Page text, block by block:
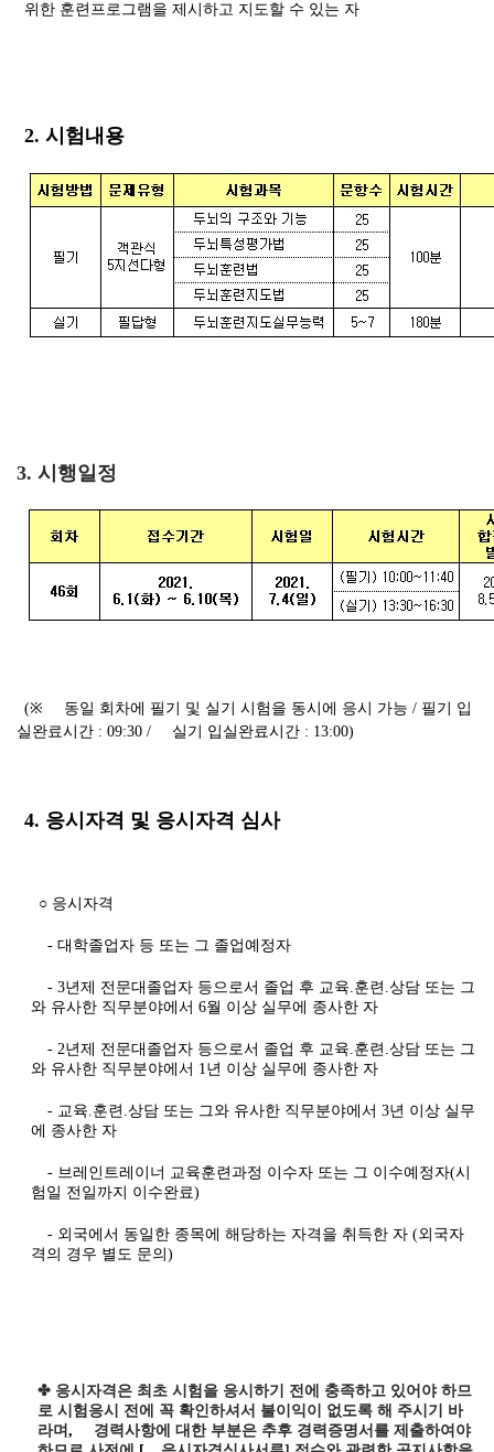
위한 훈련프로그램을 제시하고 지도할 수 있는 자
2. 시험내용
3. 시행일정
(※ 동일 회차에 필기 및 실기 시험을 동시에 응시 가능 / 필기 입
실완료시간 : 09:30 / 실기 입실완료시간 : 13:00)
4. 응시자격 및 응시자격 심사
○ 응시자격
- 대학졸업자 등 또는 그 졸업예정자
- 3년제 전문대졸업자 등으로서 졸업 후 교육.훈련.상담 또는 그
와 유사한 직무분야에서 6월 이상 실무에 종사한 자
- 2년제 전문대졸업자 등으로서 졸업 후 교육.훈련.상담 또는 그
와 유사한 직무분야에서 1년 이상 실무에 종사한 자
- 교육.훈련.상담 또는 그와 유사한 직무분야에서 3년 이상 실무
에 종사한 자
- 브레인트레이너 교육훈련과정 이수자 또는 그 이수예정자(시
험일 전일까지 이수완료)
- 외국에서 동일한 종목에 해당하는 자격을 취득한 자 (외국자
격의 경우 별도 문의)
✤ 응시자격은 최초 시험을 응시하기 전에 충족하고 있어야 하므
로 시험응시 전에 꼭 확인하셔서 불이익이 없도록 해 주시기 바
라며 , 경력사항에 대한 부분은 추후 경력증명서를 제출하여야